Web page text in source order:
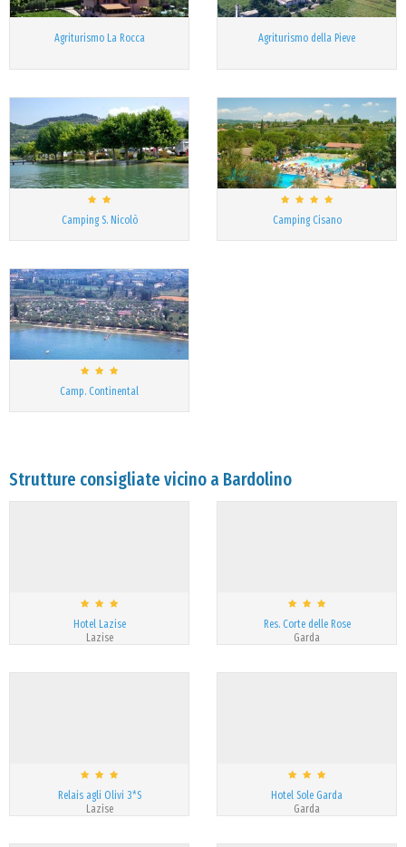
Agriturismo La Rocca Agriturismo della Pieve
Camping S. Nicolò Camping Cisano
Camp. Continental
Strutture consigliate vicino a Bardolino
Hotel Lazise
Lazise
Res. Corte delle Rose
Garda
Relais agli Olivi 3*S
Lazise
Hotel Sole Garda
Garda